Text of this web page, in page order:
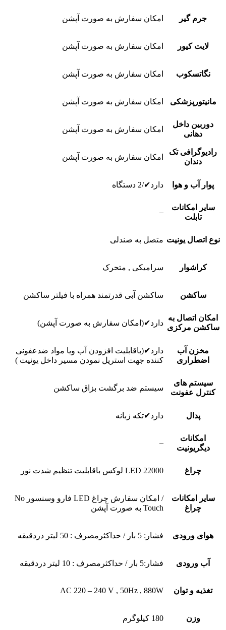
جرم گیر امکان سفارش به صورت آپشن
لایت کیور امکان سفارش به صورت آپشن
نگاتسکوب امکان سفارش به صورت آپشن
مانیتورپزشکی امکان سفارش به صورت آپشن
دوربین داخل
دهانی
امکان سفارش به صورت آپشن
رادیوگرافی تک
دندان
امکان سفارش به صورت آپشن
پوار آب و هوا دارد✔/2 دستگاه
سایر امکانات
تابلت
–
نوع اتصال یونیت متصل به صندلی
کراشوار سرامیکی , متحرک
ساکشن ساکشن آبی قدرتمند همراه با فیلتر ساکشن
امکان اتصال به
ساکشن مرکزی
دارد✔(امکان سفارش به صورت آپشن)
مخزن آب
اضطراری
دارد✔(باقابلیت افزودن آب ویا مواد ضدعفونی
کننده جهت استریل نمودن مسیر داخل یونیت )
سیستم های
کنترل عفونت
سیستم ضد برگشت بزاق ساکشن
پدال دارد✔تکه زبانه
امکانات
دیگریونیت
–
چراغ LED 22000 لوکس باقابلیت تنظیم شدت نور
سایر امکانات
چراغ
/ امکان سفارش چراغ LED فارو وسنسور No
Touch به صورت آپشن
هوای ورودی فشار: 5 بار / حداکثرمصرف : 50 لیتر دردقیقه
آب ورودی فشار:5 بار / حداکثرمصرف : 10 لیتر دردقیقه
تغذیه و توان AC 220 – 240 V , 50Hz , 880W
وزن 180 کیلوگرم